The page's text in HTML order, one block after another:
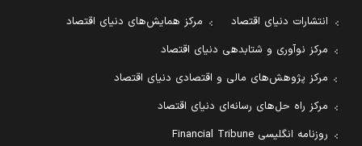
انتشارات دنیای اقتصاد
مرکز همایش‌های دنیای اقتصاد
مرکز نوآوری و شتابدهی دنیای اقتصاد
مرکز پژوهش‌های مالی و اقتصادی دنیای اقتصاد
مرکز راه حل‌های رسانه‌ای دنیای اقتصاد
روزنامه انگلیسی Financial Tribune